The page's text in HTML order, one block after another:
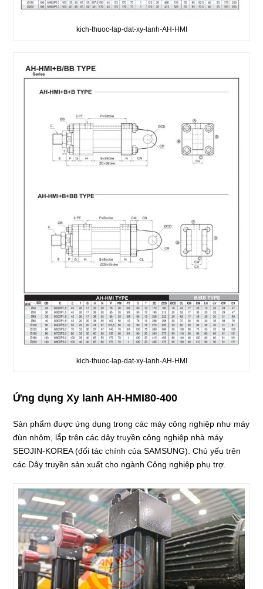
kich-thuoc-lap-dat-xy-lanh-AH-HMI
kich-thuoc-lap-dat-xy-lanh-AH-HMI
Ứng dụng Xy lanh AH-HMI80-400
Sản phẩm được ứng dụng trong các máy công nghiệp như máy
đùn nhôm, lắp trên các dây truyền công nghiệp nhà máy
SEOJIN-KOREA (đối tác chính của SAMSUNG). Chủ yếu trên
các Dây truyền sản xuất cho ngành Công nghiệp phụ trợ.